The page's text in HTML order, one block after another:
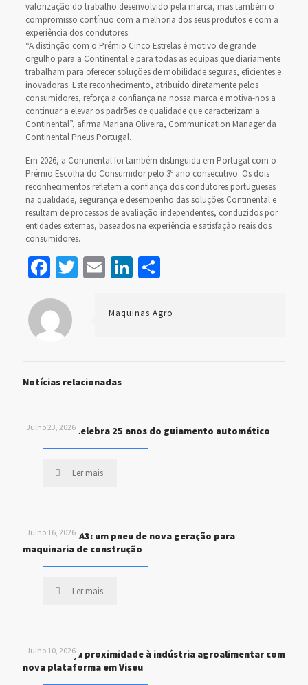
valorização do trabalho desenvolvido pela marca, mas também o
compromisso contínuo com a melhoria dos seus produtos e com a
experiência dos condutores.
“A distinção com o Prémio Cinco Estrelas é motivo de grande
orgulho para a Continental e para todas as equipas que diariamente
trabalham para oferecer soluções de mobilidade seguras, eficientes e
inovadoras. Este reconhecimento, atribuído diretamente pelos
consumidores, reforça a confiança na nossa marca e motiva-nos a
continuar a elevar os padrões de qualidade que caracterizam a
Continental”, afirma Mariana Oliveira, Communication Manager da
Continental Pneus Portugal.
Em 2026, a Continental foi também distinguida em Portugal com o
Prémio Escolha do Consumidor pelo 3º ano consecutivo. Os dois
reconhecimentos refletem a confiança dos condutores portugueses
na qualidade, segurança e desempenho das soluções Continental e
resultam de processos de avaliação independentes, conduzidos por
entidades externas, baseados na experiência e satisfação reais dos
consumidores.
Facebook
Twitter
EmailLinkedIn
Share
Maquinas Agro
Notícias relacionadas
Julho 23, 2026
John Deere celebra 25 anos do guiamento automático
Ler mais
Julho 16, 2026
MICHELIN XHA3: um pneu de nova geração para
maquinaria de construção
Ler mais
Julho 10, 2026
STEF reforça proximidade à indústria agroalimentar com
nova plataforma em Viseu